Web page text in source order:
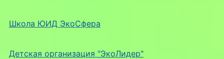
Школа ЮИД ЭкоСфера
Детская организация "ЭкоЛидер"